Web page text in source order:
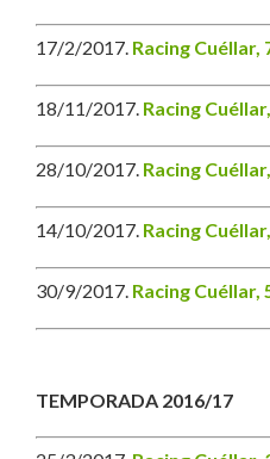
17/2/2017. Racing Cuéllar,
18/11/2017. Racing
28/10/2017. Racing
14/10/2017. Racing
30/9/2017. Racing
TEMPORADA 2016/17